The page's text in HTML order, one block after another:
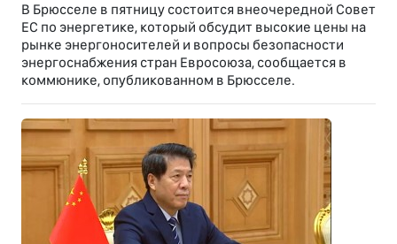
В Брюсселе в пятницу состоится внеочередной Совет
ЕС по энергетике, который обсудит высокие цены на
рынке энергоносителей и вопросы безопасности
энергоснабжения стран Евросоюза, сообщается в
коммюнике, опубликованном в Брюсселе.